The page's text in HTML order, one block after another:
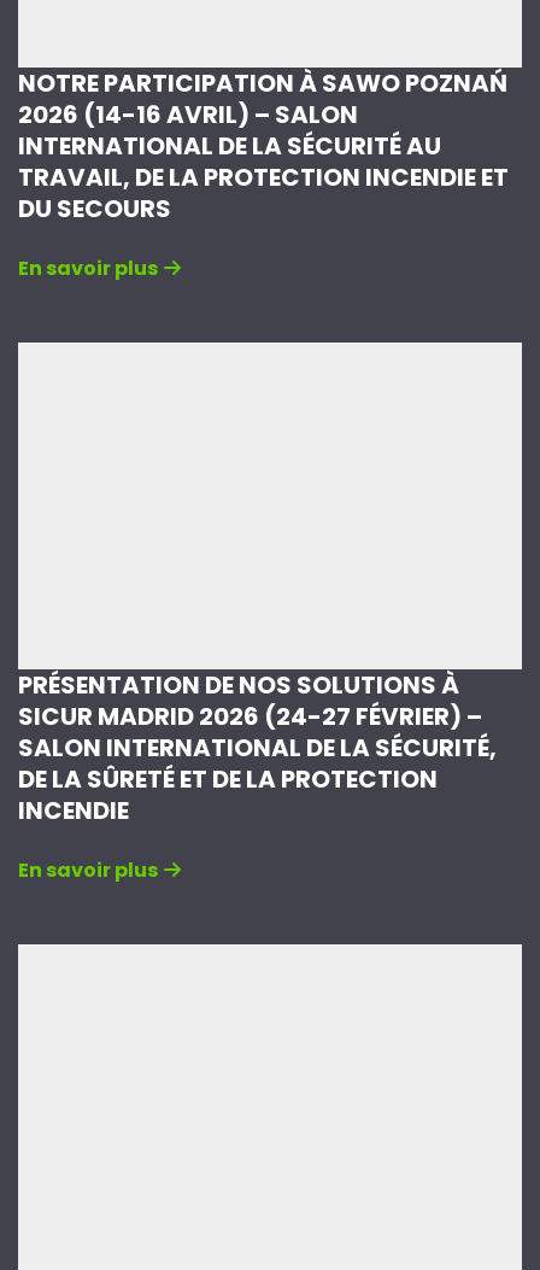
NOTRE PARTICIPATION À SAWO POZNAŃ
2026 (14-16 AVRIL) – SALON
INTERNATIONAL DE LA SÉCURITÉ AU
TRAVAIL, DE LA PROTECTION INCENDIE ET
DU SECOURS
En savoir plus
PRÉSENTATION DE NOS SOLUTIONS À
SICUR MADRID 2026 (24-27 FÉVRIER) –
SALON INTERNATIONAL DE LA SÉCURITÉ,
DE LA SÛRETÉ ET DE LA PROTECTION
INCENDIE
En savoir plus